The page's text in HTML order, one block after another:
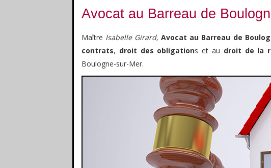
Avocat au Barreau de
Maître Isabelle Girard,Avocat au Barreau de
contrats, droit des obligations et au droit de la
Boulogne-sur-Mer.